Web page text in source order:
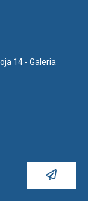
14 - Galeria